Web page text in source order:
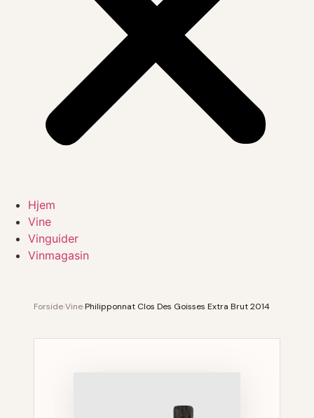
Hjem
Vine
Vinguider
Vinmagasin
ForsideVinePhilipponnat Clos Des Goisses Extra Brut 2014